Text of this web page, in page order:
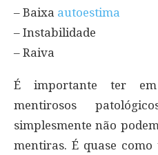
– Baixa autoestima
– Instabilidade
– Raiva
É importante ter
mentirosos
simplesmente não
mentiras. É quase